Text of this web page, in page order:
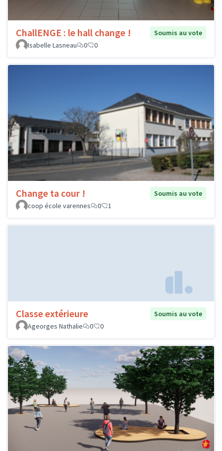
ChallENGE : le hall change !
Soumis au vote
Isabelle Lasneau
0 0
Change ta cour !
Soumis au vote
coop école varennes
0 1
Classe extérieure
Soumis au vote
Ageorges Nathalie
0 0